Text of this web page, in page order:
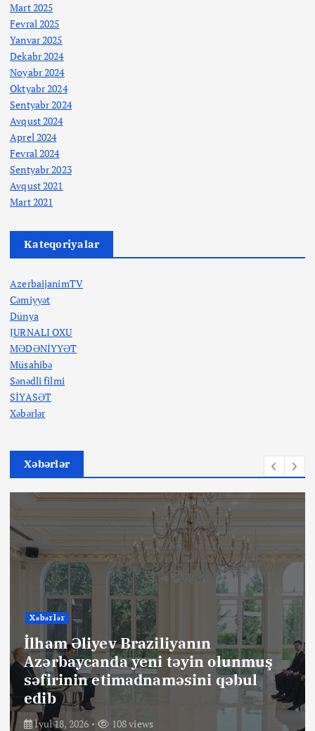
Mart 2025
Fevral 2025
Yanvar 2025
Dekabr 2024
Noyabr 2024
Oktyabr 2024
Sentyabr 2024
Avqust 2024
Aprel 2024
Fevral 2024
Sentyabr 2023
Avqust 2021
Mart 2021
Kateqoriyalar
AzerbaijanimTV
Cəmiyyət
Dünya
JURNALI OXU
MƏDƏNİYYƏT
Müsahibə
Sənədli filmi
SİYASƏT
Xəbərlər
Xəbərlər
Xəbərlər
İlham Əliyev Braziliyanın
Azərbaycanda yeni təyin olunmuş
səfirinin etimadnaməsini qəbul
edib
İyul 18, 2026 108 views